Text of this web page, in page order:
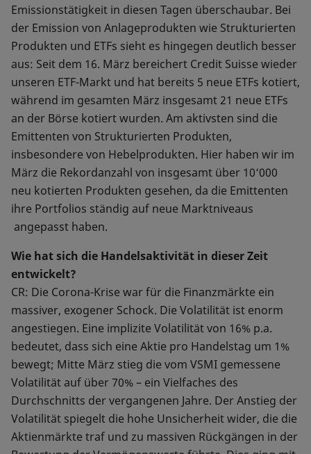
Emissionstätigkeit in diesen Tagen überschaubar. Bei
der Emission von Anlageprodukten wie Strukturierten
Produkten und ETFs sieht es hingegen deutlich besser
aus: Seit dem 16. März bereichert Credit Suisse wieder
unseren ETF-Markt und hat bereits 5 neue ETFs kotiert,
während im gesamten März insgesamt 21 neue ETFs
an der Börse kotiert wurden. Am aktivsten sind die
Emittenten von Strukturierten Produkten,
insbesondere von Hebelprodukten. Hier haben wir im
März die Rekordanzahl von insgesamt über 10‘000
neu kotierten Produkten gesehen, da die Emittenten
ihre Portfolios ständig auf neue Marktniveaus
angepasst haben.
Wie hat sich die Handelsaktivität in dieser Zeit
entwickelt?
CR: Die Corona-Krise war für die Finanzmärkte ein
massiver, exogener Schock. Die Volatilität ist enorm
angestiegen. Eine implizite Volatilität von 16% p.a.
bedeutet, dass sich eine Aktie pro Handelstag um 1%
bewegt; Mitte März stieg die vom VSMI gemessene
Volatilität auf über 70% – ein Vielfaches des
Durchschnitts der vergangenen Jahre. Der Anstieg der
Volatilität spiegelt die hohe Unsicherheit wider, die die
Aktienmärkte traf und zu massiven Rückgängen in der